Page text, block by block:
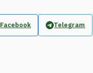
Facebook Telegram